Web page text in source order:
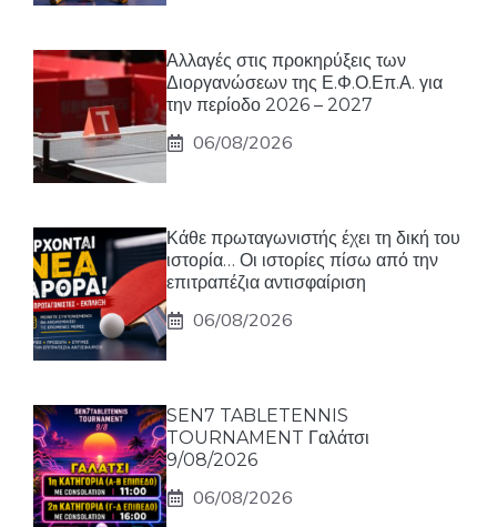
Αλλαγές στις προκηρύξεις των
Διοργανώσεων της Ε.Φ.Ο.Επ.Α. για
την περίοδο 2026 – 2027
06/08/2026
Κάθε πρωταγωνιστής έχει τη δική του
ιστορία… Οι ιστορίες πίσω από την
επιτραπέζια αντισφαίριση
06/08/2026
SEN7 TABLETENNIS
TOURNAMENT Γαλάτσι
9/08/2026
06/08/2026